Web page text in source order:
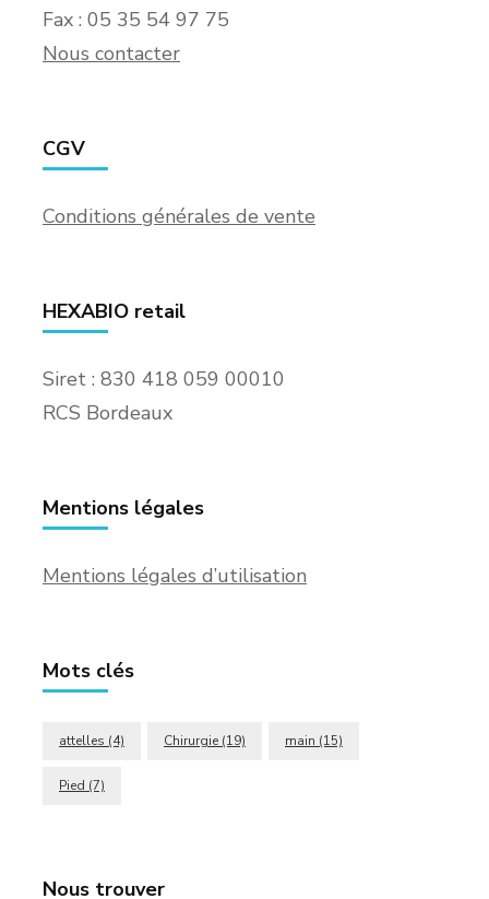
Fax : 05 35 54 97 75
Nous contacter
CGV
Conditions générales de vente
HEXABIO retail
Siret : 830 418 059 00010
RCS Bordeaux
Mentions légales
Mentions légales d’utilisation
Mots clés
attelles (4) Chirurgie (19) main (15)
Pied (7)
Nous trouver